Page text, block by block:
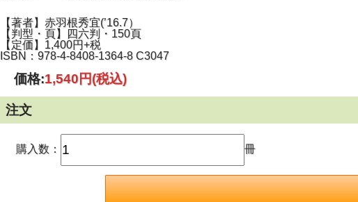
【著者】赤羽根秀宜(’16.7）
【判型・頁】四六判・150頁
【定価】1,400円+税
ISBN：978-4-8408-1364-8 C3047
価格:1,540円(税込)
注文
購入数： 冊